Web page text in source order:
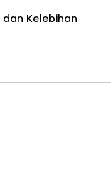
Kelebihan